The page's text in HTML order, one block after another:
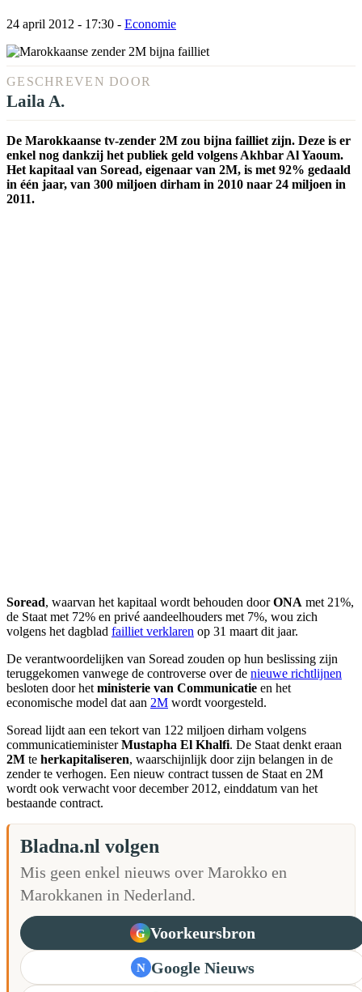
24 april 2012 - 17:30 - Economie
GESCHREVEN DOOR
Laila A.
De Marokkaanse tv-zender 2M zou bijna failliet zijn. Deze is er
enkel nog dankzij het publiek geld volgens Akhbar Al Yaoum.
Het kapitaal van Soread, eigenaar van 2M, is met 92% gedaald
in één jaar, van 300 miljoen dirham in 2010 naar 24 miljoen in
2011.
Soread, waarvan het kapitaal wordt behouden doorONA met 21%,
de Staat met 72% en privé aandeelhouders met 7%, wou zich
volgens het dagblad failliet verklaren op 31 maart dit jaar.
De verantwoordelijken van Soread zouden op hun beslissing zijn
teruggekomen vanwege de controverse over de nieuwe richtlijnen
besloten door het ministerie van Communicatie en het
economische model dat aan 2M wordt voorgesteld.
Soread lijdt aan een tekort van 122 miljoen dirham volgens
communicatieministerMustapha El Khalfi. De Staat denkt eraan
2M te herkapitaliseren, waarschijnlijk door zijn belangen in de
zender te verhogen. Een nieuw contract tussen de Staat en 2M
wordt ook verwacht voor december 2012, einddatum van het
bestaande contract.
Bladna.nl volgen
Mis geen enkel nieuws over Marokko en
Marokkanen in Nederland.
G Voorkeursbron
N Google Nieuws